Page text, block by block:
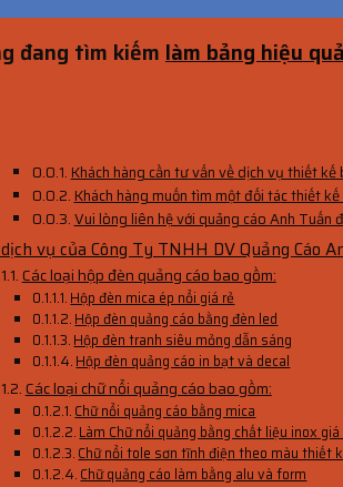
đang tìm kiếm làm bảng hiệu
Khách hàng cần tư vấn về dịch vụ thiết
Khách hàng muốn tìm một đối tác thiết
Vui lòng liên hệ với quảng cáo Anh
dịch vụ của Công Ty TNHH DV Quảng Cáo
Các loại hộp đèn quảng cáo bao gồm:
Hộp đèn mica ép nổi giá rẻ
Hộp đèn quảng cáo bằng đèn led
Hộp đèn tranh siêu mỏng dẫn sáng
Hộp đèn quảng cáo in bạt và decal
Các loại chữ nổi quảng cáo bao gồm:
Chữ nổi quảng cáo bằng mica
Làm Chữ nổi quảng bằng chất liệu inox
Chữ nổi tole sơn tĩnh điện theo màu thiết
Chữ quảng cáo làm bằng alu và form